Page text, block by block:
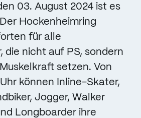
03. August 2024 ist es
Hockenheimring
für alle
die nicht auf PS, sondern
setzen. Von
können Inline-Skater,
Jogger, Walker
Longboarder ihre